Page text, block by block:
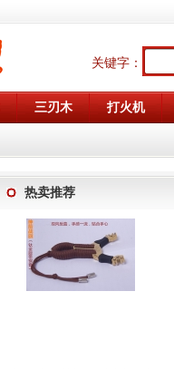
关键字：
三刃木 打火机
热卖推荐